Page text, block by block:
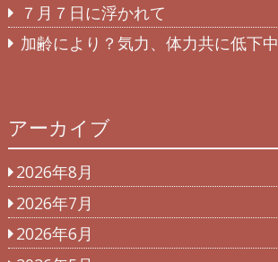
７月７日に浮かれて
加齢により？気力、体力共に低下中
アーカイブ
2026年8月
2026年7月
2026年6月